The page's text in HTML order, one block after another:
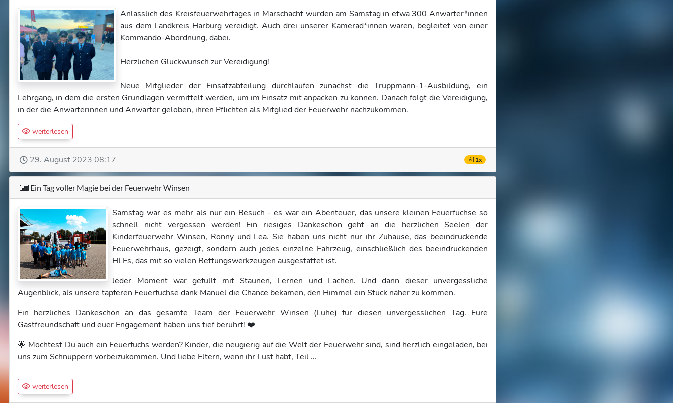
Anlässlich des Kreisfeuerwehrtages in Marschacht wurden am Samstag in etwa 300 Anwärter*innen
aus dem Landkreis Harburg vereidigt. Auch drei unserer Kamerad*innen waren, begleitet von einer
Kommando-Abordnung, dabei.
Herzlichen Glückwunsch zur Vereidigung!
Neue Mitglieder der Einsatzabteilung durchlaufen zunächst die Truppmann-1-Ausbildung, ein
Lehrgang, in dem die ersten Grundlagen vermittelt werden, um im Einsatz mit anpacken zu können. Danach folgt die Vereidigung,
in der die Anwärterinnen und Anwärter geloben, ihren Pflichten als Mitglied der Feuerwehr nachzukommen.
weiterlesen
29. August 2023 08:17 1x
Ein Tag voller Magie bei der Feuerwehr Winsen
Samstag war es mehr als nur ein Besuch - es war ein Abenteuer, das unsere kleinen Feuerfüchse so
schnell nicht vergessen werden! Ein riesiges Dankeschön geht an die herzlichen Seelen der
Kinderfeuerwehr Winsen, Ronny und Lea. Sie haben uns nicht nur ihr Zuhause, das beeindruckende
Feuerwehrhaus, gezeigt, sondern auch jedes einzelne Fahrzeug, einschließlich des beeindruckenden
HLFs, das mit so vielen Rettungswerkzeugen ausgestattet ist.
Jeder Moment war gefüllt mit Staunen, Lernen und Lachen. Und dann dieser unvergessliche
Augenblick, als unsere tapferen Feuerfüchse dank Manuel die Chance bekamen, den Himmel ein Stück näher zu kommen.
Ein herzliches Dankeschön an das gesamte Team der Feuerwehr Winsen (Luhe) für diesen unvergesslichen Tag. Eure
Gastfreundschaft und euer Engagement haben uns tief berührt! ❤️
🌟 Möchtest Du auch ein Feuerfuchs werden? Kinder, die neugierig auf die Welt der Feuerwehr sind, sind herzlich eingeladen, bei
uns zum Schnuppern vorbeizukommen. Und liebe Eltern, wenn ihr Lust habt, Teil …
weiterlesen